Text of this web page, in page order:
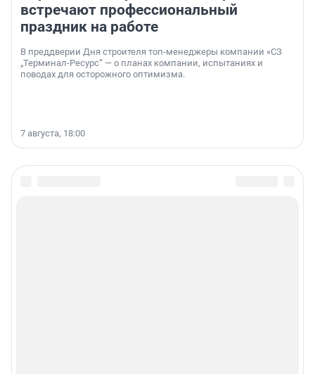
встречают профессиональный
праздник на работе
В преддверии Дня строителя топ-менеджеры компании «СЗ
„Терминал-Ресурс“ — о планах компании, испытаниях и
поводах для осторожного оптимизма.
7 августа, 18:00